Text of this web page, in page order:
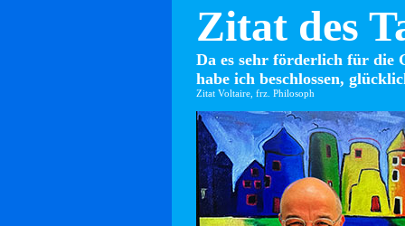
Zitat des
Da es sehr förderlich für die
habe ich beschlossen,
Zitat Voltaire, frz. Philosoph